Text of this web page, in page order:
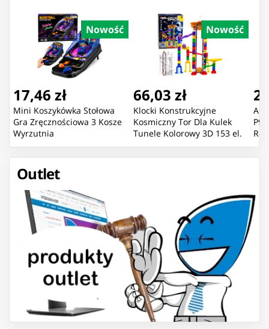
Nowość
17,46 zł
Mini Koszykówka Stołowa
Gra Zręcznościowa 3 Kosze
Wyrzutnia
Nowość
66,03 zł
Klocki Konstrukcyjne
Kosmiczny Tor Dla Kulek
Tunele Kolorowy 3D 153 el.
Outlet